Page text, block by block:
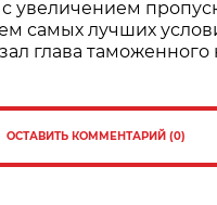
с увеличением
самых лучших
глава таможенного
ОСТАВИТЬ КОММЕНТАРИЙ (0)